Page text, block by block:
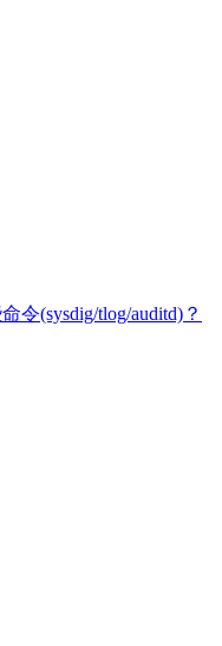
令(sysdig/tlog/auditd)？